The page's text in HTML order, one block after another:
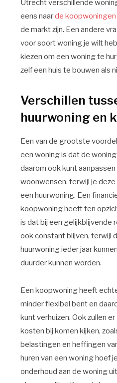
Utrecht verschillende
eens naarde
de markt zijn. Een andere
voor soort woning je wilt
kiezen om een woning te
zelf een huis te bouwen als
Verschillen
huurwoning en
Een van de grootste
een woning is dat de
daarom ook kunt aanpassen
woonwensen, terwijl je
een huurwoning. Een
koopwoning heeft ten
is dat bij een gelijkblijvende
ook constant blijven, terwijl
huurwoning ieder jaar
duurder kunnen worden.
Een koopwoning heeft
minder flexibel bent en
kunt verhuizen. Ook zullen
kosten bij komen kijken,
belastingen en heffingen
huren van een woning hoef
onderhoud aan de woning